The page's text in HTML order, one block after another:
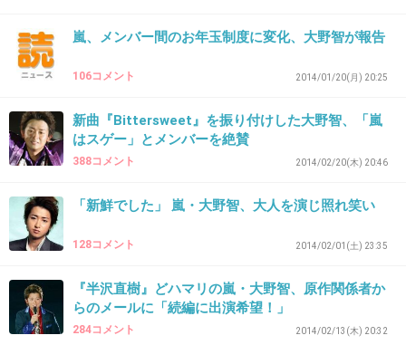
20さん
ジャニーさんは、日系二世のアメリカ人だそう
です。
第二次世界大戦の時に収容所で苦労したとか。
GHQの通訳として日本にきたみたいです。
Wikipediaの情報です。
+134
＞その後のラジオでも「ラーメンといえば、僕
なんですわ」と、会計金額に対する不満を口に
嵐、メンバー間のお年玉制度に変化、大野智が報告
106コメント 2014/01/20(月) 20:25
新曲『Bittersweet』を振り付けした大野智、「嵐
はスゲー」とメンバーを絶賛
388コメント 2014/02/20(木) 20:46
「新鮮でした」 嵐・大野智、大人を演じ照れ笑い
128コメント 2014/02/01(土) 23:35
『半沢直樹』どハマリの嵐・大野智、原作関係者か
らのメールに「続編に出演希望！」
284コメント 2014/02/13(木) 20:32